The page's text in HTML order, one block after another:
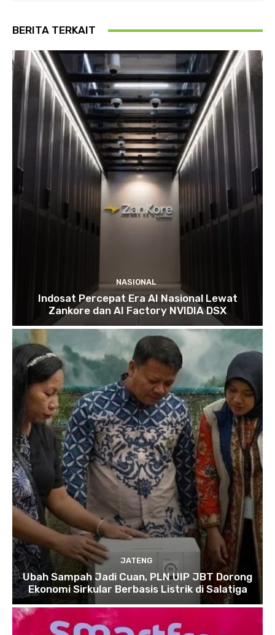
BERITA TERKAIT
NASIONAL
Indosat Percepat Era AI Nasional Lewat
Zankore dan AI Factory NVIDIA DSX
JATENG
Ubah Sampah Jadi Cuan, PLN UIP JBT Dorong
Ekonomi Sirkular Berbasis Listrik di Salatiga